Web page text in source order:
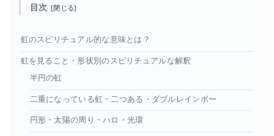
目次
虹のスピリチュアル的な意味とは？
虹を見ること・形状別のスピリチュアルな解釈
半円の虹
二重になっている虹・二つある・ダブルレインボー
円形・太陽の周り・ハロ・光環